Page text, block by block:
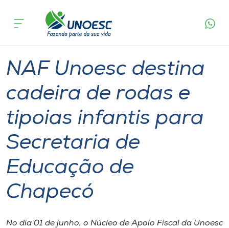
Cursos
Atendimento ao Estudante
Portal de Ensino
Unoesc
Internacionalização
acontece
Chapecó
NAF Unoesc destina
cadeira de rodas e
tipoias infantis para
Secretaria de
Educação de
Chapecó
No dia 01 de junho, o Núcleo de Apoio Fiscal da Unoesc